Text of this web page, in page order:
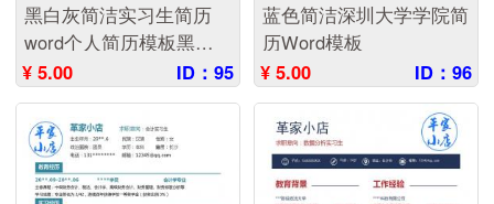
黑白灰简洁实习生简历
word个人简历模板黑白
灰简洁实习生简历word
个人简历模板
¥ 5.00 ID：95
蓝色简洁深圳大学学院简
历Word模板
¥ 5.00
ID：96